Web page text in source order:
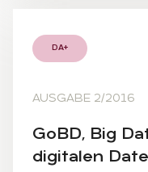
DA+
AUSGABE 2/2016
GoBD, Big
di­gi­ta­len